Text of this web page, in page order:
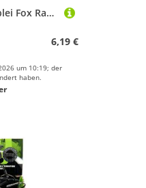
Fox Rage Patronenblei Fox Rage Bullet Weights - Angelbleie für Texas / Carolina Rig
6,19 €
um 10:19; der
haben.